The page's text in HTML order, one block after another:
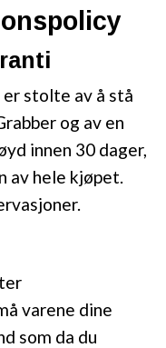
stolte av å stå
og av en
innen 30 dager,
av hele kjøpet.
varene dine
som da du